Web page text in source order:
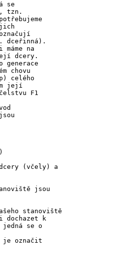
se
tzn.
dceřinná).
na
dcery.
generace
chovu
celého
její
F1
dcery (včely) a
jsou
stanoviště
dochazet k
jedná se o
je označit